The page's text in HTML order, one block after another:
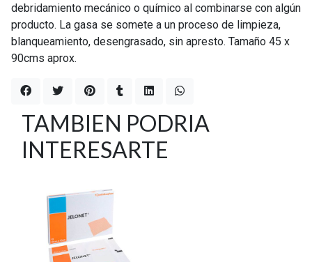
debridamiento mecánico o químico al combinarse con algún
producto. La gasa se somete a un proceso de limpieza,
blanqueamiento, desengrasado, sin apresto. Tamaño 45 x
90cms aprox.
TAMBIEN PODRIA
INTERESARTE